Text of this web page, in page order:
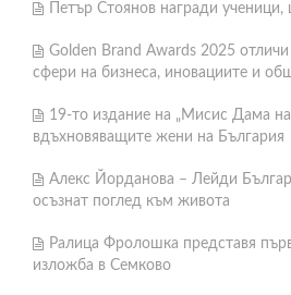
Петър Стоянов награди
Golden Brand Awards 2025
сфери на бизнеса, иновациите и
19-то издание на „Мисис Дама
вдъхновяващите жени на България
Алекс Йорданова – Лейди
осъзнат поглед към живота
Ралица Фролошка представя
изложба в Семково